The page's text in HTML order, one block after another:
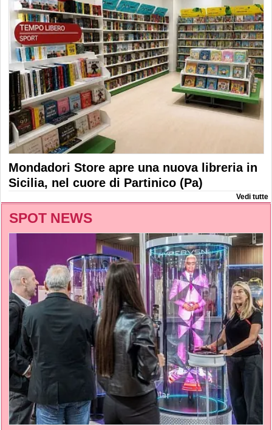
Mondadori Store apre una nuova libreria in
Sicilia, nel cuore di Partinico (Pa)
Vedi tutte
SPOT NEWS